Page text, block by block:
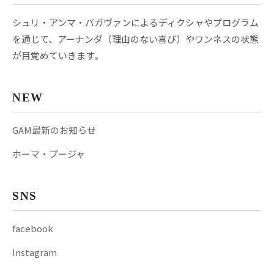
シュリ・アンマ・バガヴァンによるディクシャやプログラム
を通じて、アーナンダ（理由のない喜び）やワンネスの状態
が目覚めていきます。
NEW
GAM最新のお知らせ
ホーマ・プージャ
SNS
facebook
Instagram